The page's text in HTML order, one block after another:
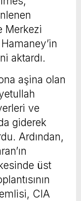
Merkezi
aktardı.
aşina olan
ve
giderek
Ardından,
üst
CIA